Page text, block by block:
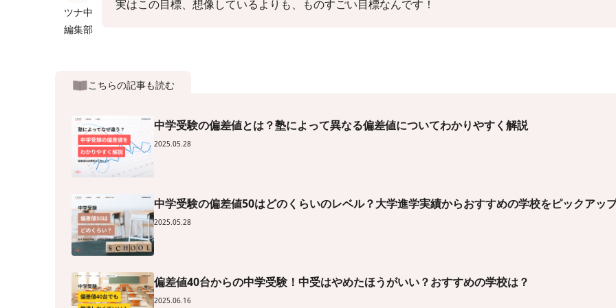
ツナ中
編集部
実はこの目標、想像しているよりも、ものすごい目標なんです！
こちらの記事も読む
中学受験の偏差値とは？塾によって異なる偏差値についてわかりやすく解説
2025.05.28
中学受験の偏差値50はどのくらいのレベル？大学進学実績からおすすめの学校をピックアッ
2025.05.28
偏差値40台からの中学受験！中受はやめたほうがいい？おすすめの学校は？
2025.06.16